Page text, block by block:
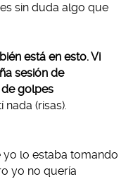
sin duda algo que
está en esto. Vi
sesión de
golpes
(risas).
yo lo estaba tomando
yo no quería